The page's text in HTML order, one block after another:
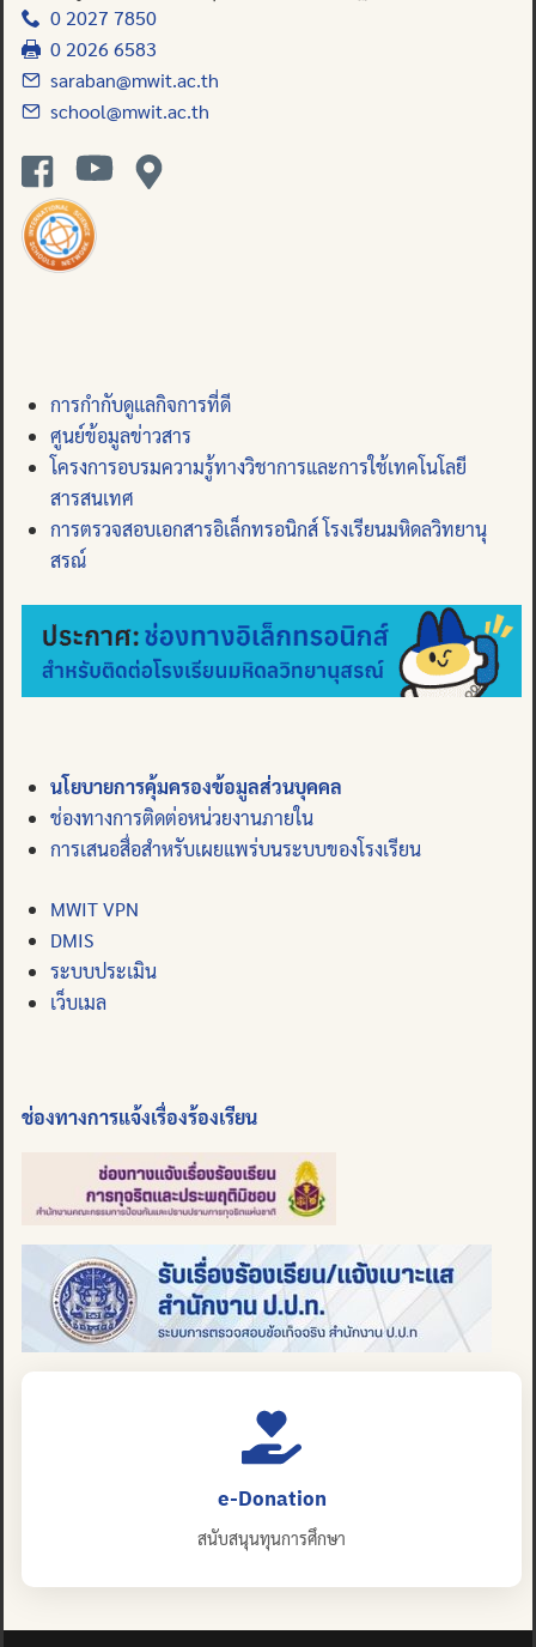
0 2027 7850
0 2026 6583
saraban@mwit.ac.th
school@mwit.ac.th
การกำกับดูแลกิจการที่ดี
ศูนย์ข้อมูลข่าวสาร
โครงการอบรมความรู้ทางวิชาการและการใช้เทคโนโลยี
สารสนเทศ
การตรวจสอบเอกสารอิเล็กทรอนิกส์ โรงเรียนมหิดลวิทยานุ
สรณ์
นโยบายการคุ้มครองข้อมูลส่วนบุคคล
ช่องทางการติดต่อหน่วยงานภายใน
การเสนอสื่อสำหรับเผยแพร่บนระบบของโรงเรียน
MWIT VPN
DMIS
ระบบประเมิน
เว็บเมล
ช่องทางการแจ้งเรื่องร้องเรียน
e-Donation
สนับสนุนทุนการศึกษา